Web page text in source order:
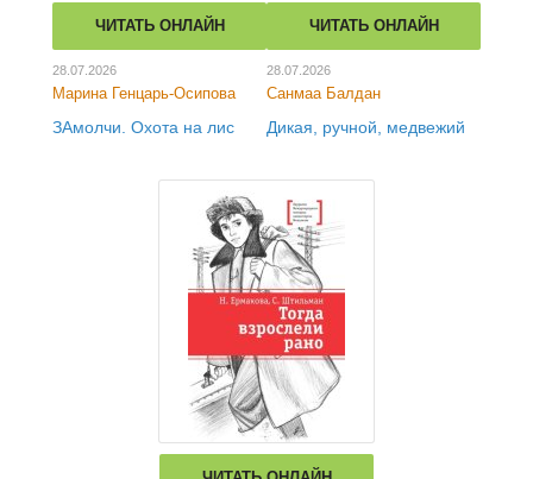
ЧИТАТЬ ОНЛАЙН
28.07.2026
Марина Генцарь-Осипова
ЗАмолчи. Охота на лис
ЧИТАТЬ ОНЛАЙН
28.07.2026
Санмаа Балдан
Дикая, ручной, медвежий